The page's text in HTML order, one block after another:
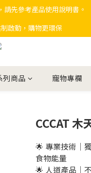
先參考產品使用說明書。
啟動，購物更環保
列商品 寵物專欄
CCCAT 木
🌟 專業技術｜
食物能量
🌟 人道產品｜